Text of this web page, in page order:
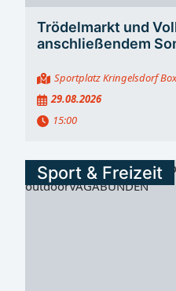
Trödelmarkt und
anschließendem
Sportplatz Kringelsdorf
29.08.2026
15:00
Sport & Freizeit